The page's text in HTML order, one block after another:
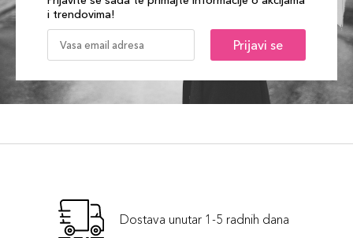
i trendovima!
Prijavi se
Dostava unutar 1-5 radnih dana